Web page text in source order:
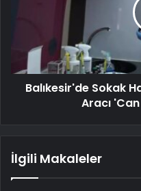
Balıkesir'de Sokak
Aracı
İlgili Makaleler